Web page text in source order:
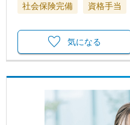
社会保険完備 資格手当
気になる